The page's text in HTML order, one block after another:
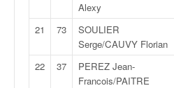
Alexy
21 73
SOULIER
Serge/CAUVY Florian
22 37
PEREZ Jean-
Francois/PAITRE